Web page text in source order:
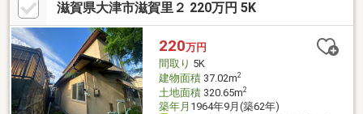
滋賀県大津市滋賀里２ 220万円 5K
220万円
間取り 5K
建物面積37.02m2
土地面積320.65m2
築年月 1964年9月(築62年)